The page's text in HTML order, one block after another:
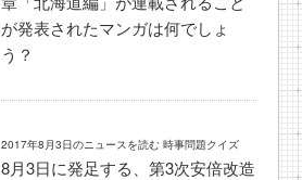
が発表されたマンガは何でしょ
う？
2017年8月3日のニュースを読む 時事問題クイズ
8月3日に発足する、第3次安倍改造